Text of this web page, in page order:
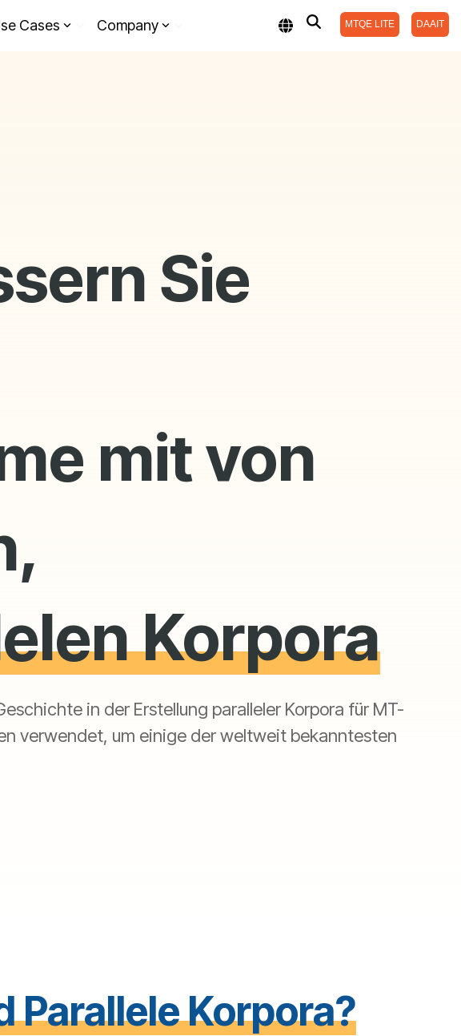
Cases Company MTQE LITE DAAIT
Sie
mit von
Korpora
in der Erstellung paralleler Korpora für MT-
verwendet, um einige der weltweit bekanntesten
Parallele Korpora?